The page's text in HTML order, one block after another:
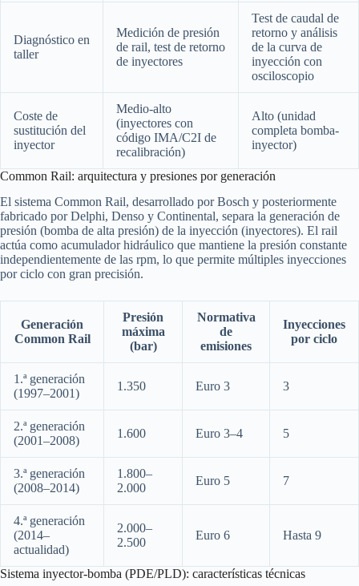
Diagnóstico en
taller
Medición de presión
de rail, test de retorno
de inyectores
Test de caudal de
retorno y análisis
de la curva de
inyección con
osciloscopio
Coste de
sustitución del
inyector
Medio-alto
(inyectores con
código IMA/C2I de
recalibración)
Alto (unidad
completa bomba-
inyector)
Common Rail: arquitectura y presiones por generación
El sistema Common Rail, desarrollado por Bosch y posteriormente
fabricado por Delphi, Denso y Continental, separa la generación de
presión (bomba de alta presión) de la inyección (inyectores). El rail
actúa como acumulador hidráulico que mantiene la presión constante
independientemente de las rpm, lo que permite múltiples inyecciones
por ciclo con gran precisión.
Generación
Common Rail
Presión
máxima
(bar)
Normativa
de
emisiones
Inyecciones
por ciclo
1.ª generación
(1997–2001)
1.350 Euro 3 3
2.ª generación
(2001–2008)
1.600 Euro 3–4 5
3.ª generación
(2008–2014)
1.800–
2.000
Euro 5 7
4.ª generación
(2014–
actualidad)
2.000–
2.500
Euro 6 Hasta 9
Sistema inyector-bomba (PDE/PLD): características técnicas